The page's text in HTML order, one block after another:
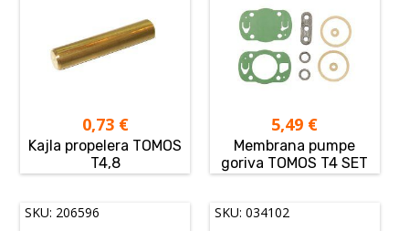
0,73 €
Kajla propelera TOMOS
T4,8
5,49 €
Membrana pumpe
goriva TOMOS T4 SET
SKU: 206596 SKU: 034102